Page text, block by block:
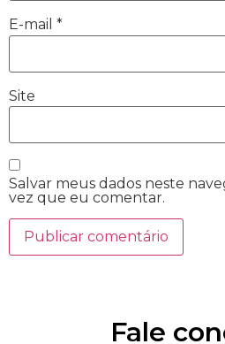
E-mail *
Site
Salvar meus dados neste
vez que eu comentar.
Fale